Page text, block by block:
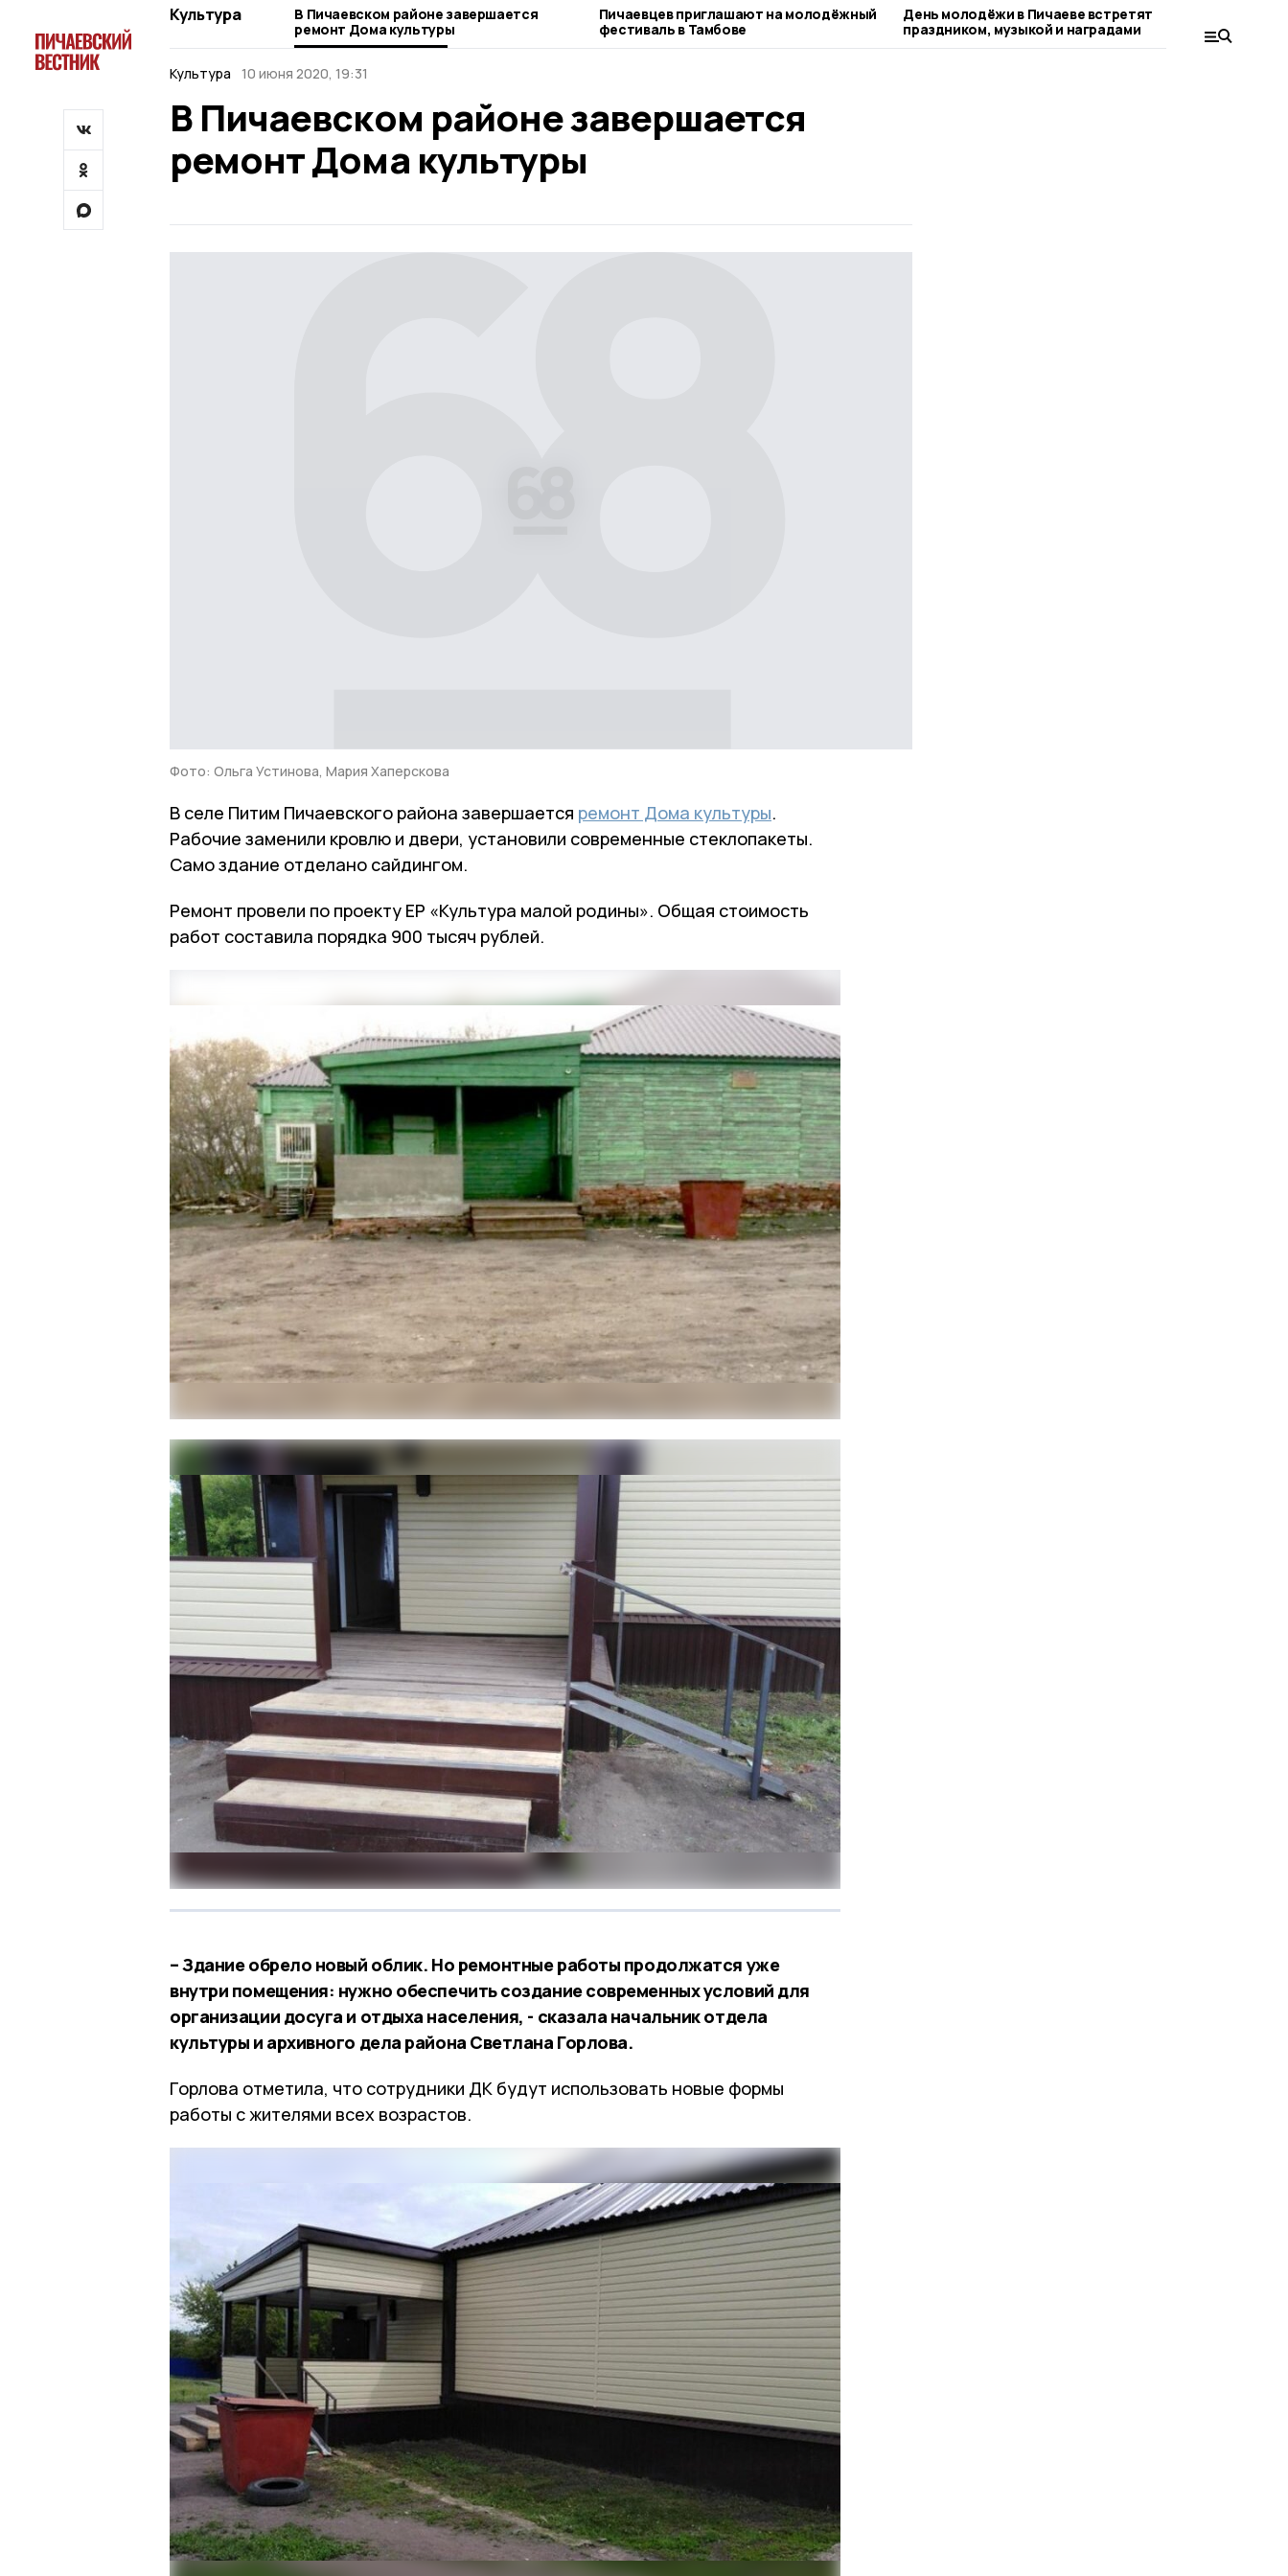
Культура
В Пичаевском районе завершается
ремонт Дома культуры
Пичаевцев приглашают на молодёжный
фестиваль в Тамбове
День молодёжи в Пичаеве встретят
праздником, музыкой и наградами
округа
поэтесса
Культура
10 июня 2020, 19:31
В Пичаевском районе завершается
ремонт Дома культуры
Фото: Ольга Устинова, Мария Хаперскова
В селе Питим Пичаевского района завершается ремонт Дома культуры.
Рабочие заменили кровлю и двери, установили современные стеклопакеты.
Само здание отделано сайдингом.
Ремонт провели по проекту ЕР «Культура малой родины». Общая стоимость
работ составила порядка 900 тысяч рублей.
– Здание обрело новый облик. Но ремонтные работы продолжатся уже
внутри помещения: нужно обеспечить создание современных условий для
организации досуга и отдыха населения, - сказала начальник отдела
культуры и архивного дела района Светлана Горлова.
Горлова отметила, что сотрудники ДК будут использовать новые формы
работы с жителями всех возрастов.